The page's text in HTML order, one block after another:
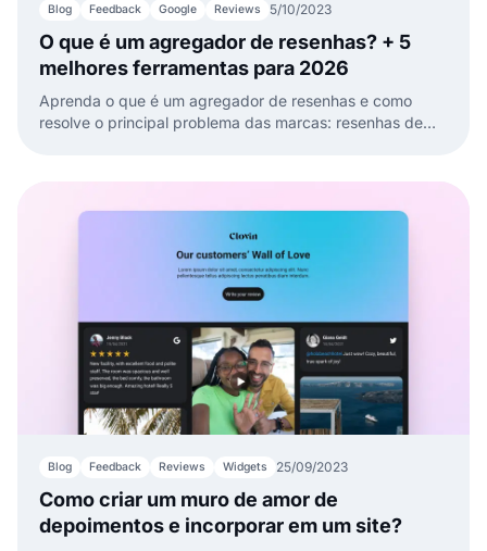
Blog Feedback Google Reviews 5/10/2023
O que é um agregador de resenhas? + 5
melhores ferramentas para 2026
Aprenda o que é um agregador de resenhas e como
resolve o principal problema das marcas: resenhas de
Blog Feedback Reviews Widgets 25/09/2023
Como criar um muro de amor de
depoimentos e incorporar em um site?